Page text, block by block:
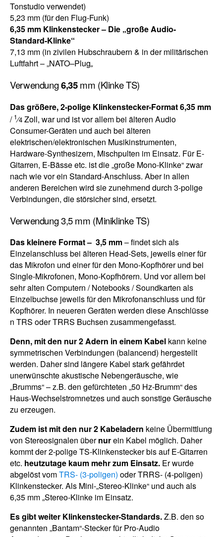
Tonstudio verwendet)
5,23 mm (für den Flug-Funk)
6,35 mm Klinkenstecker – Die „große Audio-
Standard-Klinke“
7,13 mm (in zivilen Hubschraubern & in der militärischen
Luftfahrt – „NATO–Plug„
Verwendung6,35mm (Klinke TS)
Das größere, 2-polige Klinkenstecker-Format 6,35 mm
/ 1⁄4 Zoll, war und ist vor allem bei älteren Audio
Consumer-Geräten und auch bei älteren
elektrischen/elektronischen Musikinstrumenten,
Hardware-Synthesizern, Mischpulten im Einsatz. Für E-
Gitarren, E-Bässe etc. ist die „große Mono-Klinke“ zwar
nach wie vor ein Standard-Anschluss. Aber in allen
anderen Bereichen wird sie zunehmend durch 3-polige
Verbindungen, die störsicher sind, ersetzt.
Verwendung 3,5 mm (Miniklinke TS)
Das kleinere Format – 3,5 mm– findet sich als
Einzelanschluss bei älteren Head-Sets, jeweils einer für
das Mikrofon und einer für den Mono-Kopfhörer und bei
Single-Mikrofonen, Mono-Kopfhörern. Und vor allem bei
sehr alten Computern / Notebooks / Soundkarten als
Einzelbuchse jeweils für den Mikrofonanschluss und für
Kopfhörer. In neueren Geräten werden diese Anschlüsse
n TRS oder TRRS Buchsen zusammengefasst.
Denn, mit den nur 2 Adern in einem Kabel kann keine
symmetrischen Verbindungen (balancend) hergestellt
werden. Daher sind längere Kabel stark gefährdet
unerwünschte akustische Nebengeräusche, wie
„Brumms“ – z.B. den gefürchteten „50 Hz-Brumm“ des
Haus-Wechselstromnetzes und auch sonstige Geräusche
zu erzeugen.
Zudem ist mit den nur 2 Kabeladern keine Übermittlung
von Stereosignalen übernurein Kabel möglich. Daher
kommt der 2-polige TS-Klinkenstecker bis auf E-Gitarren
etc. heutzutage kaum mehr zum Einsatz. Er wurde
abgelöst vomTRS- (3-poligen) oder TRRS- (4-poligen)
Klinkenstecker. Als Mini-„Stereo-Klinke“ und auch als
6,35 mm „Stereo-Klinke im Einsatz.
Es gibt weiter Klinkenstecker-Standards.Z.B. den so
genannten „Bantam“-Stecker für Pro-Audio